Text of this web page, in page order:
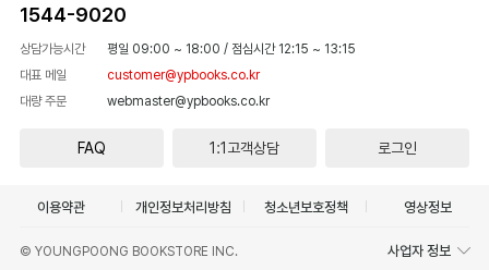
1544-9020
상담가능시간 평일 09:00 ~ 18:00 / 점심시간 12:15 ~ 13:15
대표 메일
customer@ypbooks.co.kr
대량 주문
webmaster@ypbooks.co.kr
FAQ 1:1고객상담 로그인
이용약관 개인정보처리방침 청소년보호정책 영상정보
© YOUNGPOONG BOOKSTORE INC. 사업자 정보